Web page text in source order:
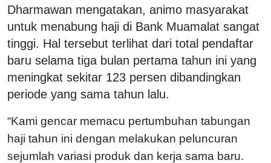
Dharmawan mengatakan, animo masyarakat
untuk menabung haji di Bank Muamalat sangat
tinggi. Hal tersebut terlihat dari total pendaftar
baru selama tiga bulan pertama tahun ini yang
meningkat sekitar 123 persen dibandingkan
periode yang sama tahun lalu.
“Kami gencar memacu pertumbuhan tabungan
haji tahun ini dengan melakukan peluncuran
sejumlah variasi produk dan kerja sama baru.